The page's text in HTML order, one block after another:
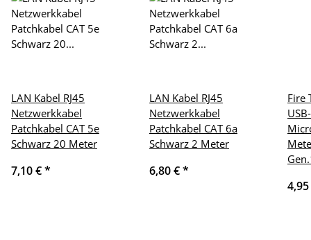
LAN Kabel RJ45
Netzwerkkabel
Patchkabel CAT 5e
Schwarz 20 Meter
7,10 €*
LAN Kabel RJ45
Netzwerkkabel
Patchkabel CAT 6a
Schwarz 2 Meter
6,80 €*
Fire